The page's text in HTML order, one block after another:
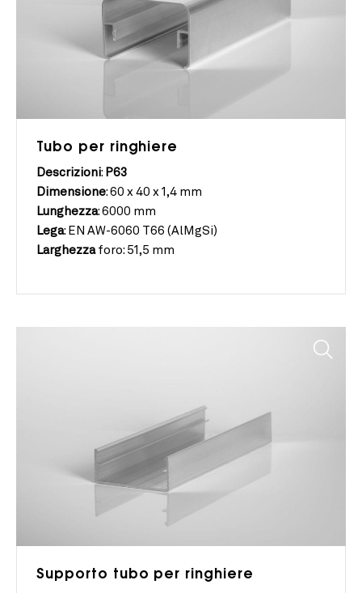
Tubo per ringhiere
Descrizioni: P63
Dimensione: 60 x 40 x 1,4 mm
Lunghezza: 6000 mm
Lega: EN AW-6060 T66 (AlMgSi)
Larghezzaforo: 51,5 mm
Supporto tubo per ringhiere